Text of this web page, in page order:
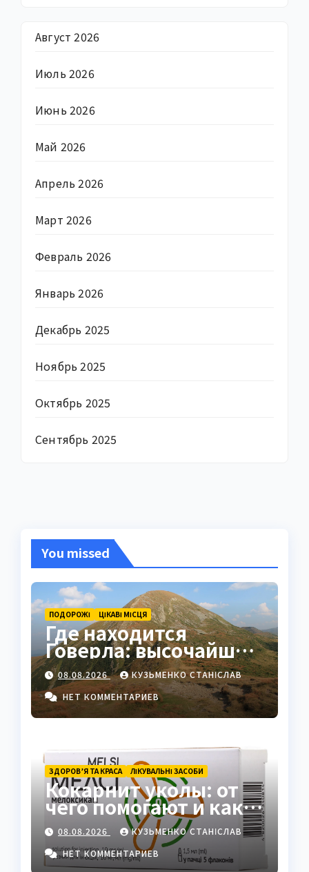
Август 2026
Июль 2026
Июнь 2026
Май 2026
Апрель 2026
Март 2026
Февраль 2026
Январь 2026
Декабрь 2025
Ноябрь 2025
Октябрь 2025
Сентябрь 2025
You missed
ПОДОРОЖІ ЦІКАВІ МІСЦЯ
Где находится
Говерла: высочайшая
вершина Украины в
сердце Карпат
08.08.2026
КУЗЬМЕНКО СТАНІСЛАВ
НЕТ КОММЕНТАРИЕВ
ЗДОРОВ’Я ТА КРАСА ЛІКУВАЛЬНІ ЗАСОБИ
Кокарнит уколы: от
чего помогают и как
работают
08.08.2026
КУЗЬМЕНКО СТАНІСЛАВ
НЕТ КОММЕНТАРИЕВ